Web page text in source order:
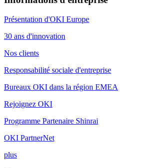
Présentation d'OKI Europe
30 ans d'innovation
Nos clients
Responsabilité sociale d'entreprise
Bureaux OKI dans la région EMEA
Rejoignez OKI
Programme Partenaire Shinrai
OKI PartnerNet
plus